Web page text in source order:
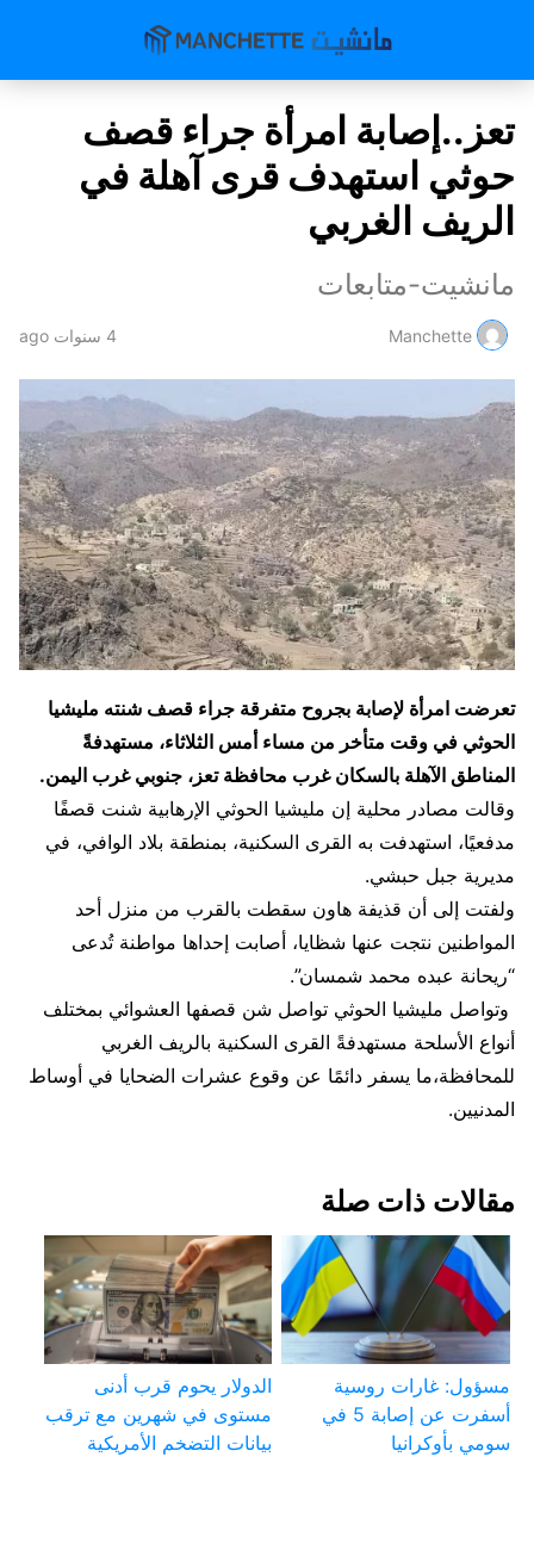
تعز..إصابة امرأة جراء قصف
حوثي استهدف قرى آهلة في
الريف الغربي
مانشيت-متابعات
Manchette 4 سنوات ago
تعرضت امرأة لإصابة بجروح متفرقة جراء قصف شنته مليشيا
الحوثي في وقت متأخر من مساء أمس الثلاثاء، مستهدفةً
المناطق الآهلة بالسكان غرب محافظة تعز، جنوبي غرب اليمن.
وقالت مصادر محلية إن مليشيا الحوثي الإرهابية شنت قصفًا
مدفعيًا، استهدفت به القرى السكنية، بمنطقة بلاد الوافي، في
مديرية جبل حبشي.
ولفتت إلى أن قذيفة هاون سقطت بالقرب من منزل أحد
المواطنين نتجت عنها شظايا، أصابت إحداها مواطنة تُدعى
“ريحانة عبده محمد شمسان”.
وتواصل مليشيا الحوثي تواصل شن قصفها العشوائي بمختلف
أنواع الأسلحة مستهدفةً القرى السكنية بالريف الغربي
للمحافظة،ما يسفر دائمًا عن وقوع عشرات الضحايا في أوساط
المدنيين.
مقالات ذات صلة
مسؤول: غارات روسية
أسفرت عن إصابة 5 في
سومي بأوكرانيا
الدولار يحوم قرب أدنى
مستوى في شهرين مع ترقب
بيانات التضخم الأمريكية